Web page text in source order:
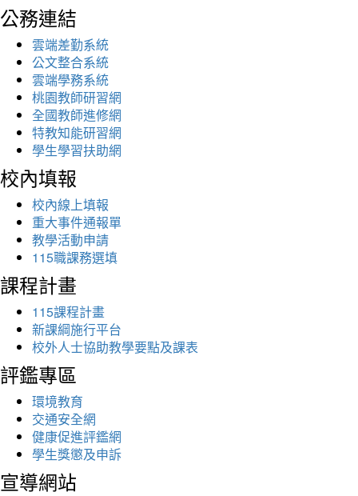
公務連結
雲端差勤系統
公文整合系統
雲端學務系統
桃園教師研習網
全國教師進修網
特教知能研習網
學生學習扶助網
校內填報
校內線上填報
重大事件通報單
教學活動申請
115職課務選填
課程計畫
115課程計畫
新課綱施行平台
校外人士協助教學要點及課表
評鑑專區
環境教育
交通安全網
健康促進評鑑網
學生獎懲及申訴
宣導網站